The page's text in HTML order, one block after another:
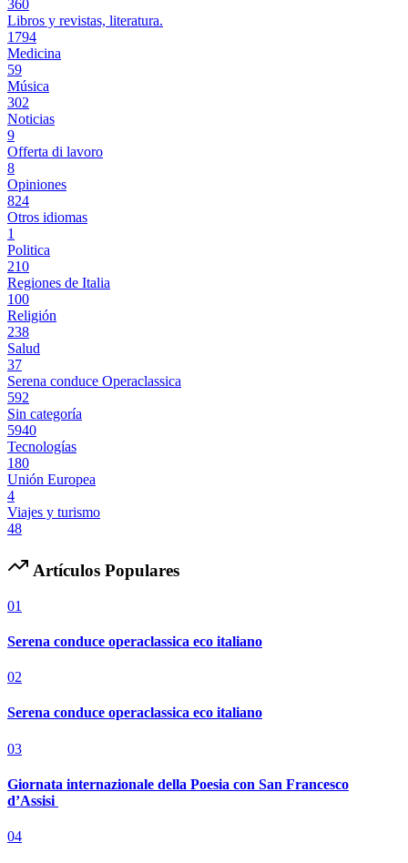
360
Libros y revistas, literatura.
1794
Medicina
59
Música
302
Noticias
9
Offerta di lavoro
8
Opiniones
824
Otros idiomas
1
Politica
210
Regiones de Italia
100
Religión
238
Salud
37
Serena conduce Operaclassica
592
Sin categoría
5940
Tecnologías
180
Unión Europea
4
Viajes y turismo
48
Artículos Populares
01
Serena conduce operaclassica eco italiano
02
Serena conduce operaclassica eco italiano
03
Giornata internazionale della Poesia con San Francesco
d’Assisi
04